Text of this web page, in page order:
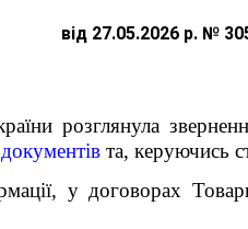
від 27.05.2026 р. №
розглянула
та, керуючись
у договорах